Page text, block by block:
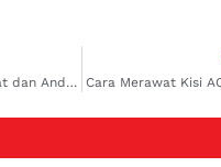
10 Mobil Tua Kuat dan Andal untuk Perjalanan Jauh